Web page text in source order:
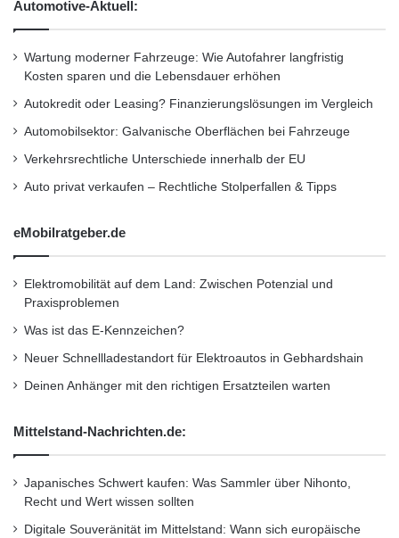
Im Zentrum des modernen
Prävention . Flottenmanager nutzen heute
Echtzeitdaten, um potenzielle Risiken frühzeitig
zu erkennen und zu minimieren. So lassen
sich Unfälle reduzieren, Wartungsbedarfe
vorausschauend planen und Ausfallzeiten
verkürzen.
DurchPredictive Maintenancekönnen
Verschleißteile rechtzeitig ersetzt werden,
Beschleunigen) ermöglichen gezielte
Fahrertrainings. Diese proaktive Strategie hilft
nicht nur, Risiken zu senken, sondern steigert
gleichzeitig die Wirtschaftlichkeit der Flotte.
Automotive-Aktuell:
Wartung moderner Fahrzeuge: Wie Autofahrer langfristig
Kosten sparen und die Lebensdauer erhöhen
Autokredit oder Leasing? Finanzierungslösungen im Vergleich
Automobilsektor: Galvanische Oberflächen bei Fahrzeuge
Verkehrsrechtliche Unterschiede innerhalb der EU
Auto privat verkaufen – Rechtliche Stolperfallen & Tipps
eMobilratgeber.de
Elektromobilität auf dem Land: Zwischen Potenzial und
Praxisproblemen
Was ist das E-Kennzeichen?
Neuer Schnellladestandort für Elektroautos in Gebhardshain
Deinen Anhänger mit den richtigen Ersatzteilen warten
Mittelstand-Nachrichten.de:
Japanisches Schwert kaufen: Was Sammler über Nihonto,
Recht und Wert wissen sollten
Digitale Souveränität im Mittelstand: Wann sich europäische